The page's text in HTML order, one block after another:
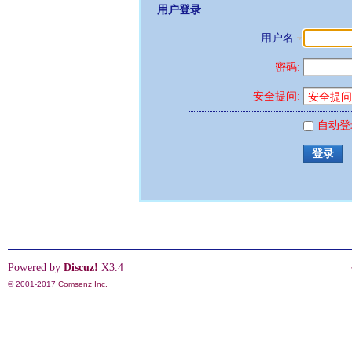
用户登录
用户名
密码:
安全提问:
自动
登录
Powered by Discuz! X3.4
© 2001-2017 Comsenz Inc.